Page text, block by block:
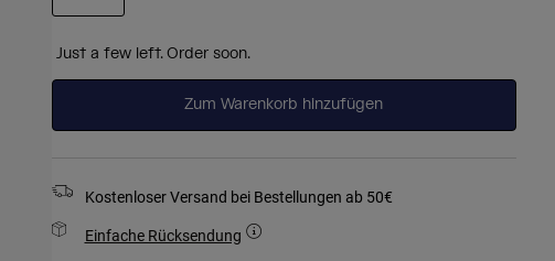
Just a few left. Order soon.
Zum Warenkorb hinzufügen
Kostenloser Versand bei Bestellungen ab 50€
Einfache Rücksendung